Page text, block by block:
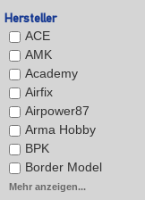
Hersteller
ACE
AMK
Academy
Airfix
Airpower87
Arma Hobby
BPK
Border Model
Mehr anzeigen...